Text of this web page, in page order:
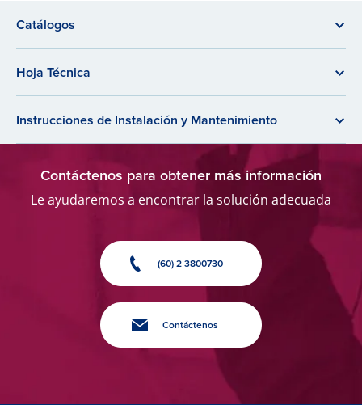
Catálogos
Hoja Técnica
Instrucciones de Instalación y Mantenimiento
Contáctenos para obtener más información
Le ayudaremos a encontrar la solución adecuada
(60) 2 3800730
Contáctenos